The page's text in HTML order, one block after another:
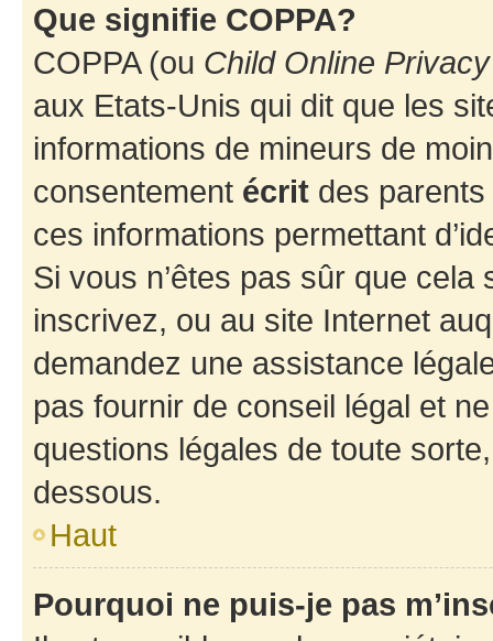
Que signifie COPPA?
COPPA (ou Child Online
aux Etats-Unis qui dit que les
informations de mineurs de
consentement écrit des parents
ces informations permettant
Si vous n’êtes pas sûr que
inscrivez, ou au site Internet
demandez une assistance
pas fournir de conseil légal et
questions légales de toute
dessous.
Haut
Pourquoi ne puis-je pas